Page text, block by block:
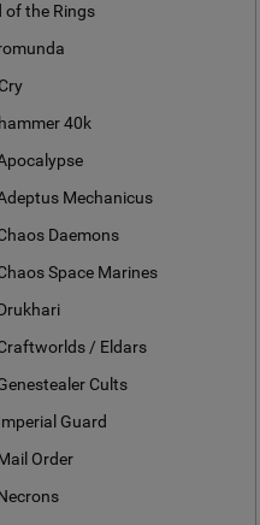
of the Rings
40k
Mechanicus
Daemons
Space Marines
/ Eldars
Cults
Guard
Order